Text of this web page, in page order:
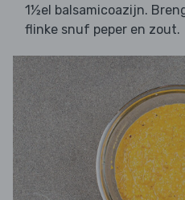
1½el balsamicoazijn.
flinke snuf peper en zout.